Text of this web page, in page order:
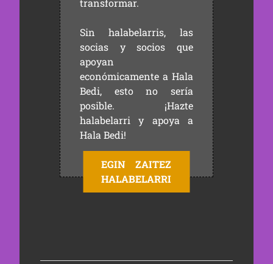
transformar.
Sin halabelarris, las
socias y socios que
apoyan
económicamente a Hala
Bedi, esto no sería
posible. ¡Hazte
halabelarri y apoya a
Hala Bedi!
EGIN ZAITEZ
HALABELARRI